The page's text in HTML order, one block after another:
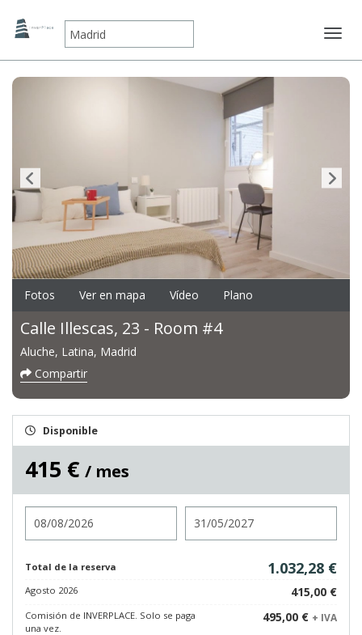
Fotos Ver en mapa Vídeo Plano
Calle Illescas, 23 - Room #4
Aluche, Latina, Madrid
Compartir
Disponible
415 € / mes
Total de la reserva 1.032,28 €
Agosto 2026 415,00 €
Comisión de INVERPLACE. Solo se paga
una vez.
495,00 € + IVA